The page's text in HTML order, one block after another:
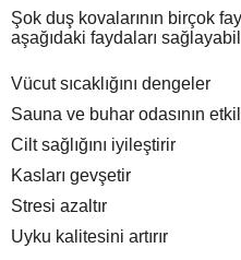
Şok duş kovalarının birçok
aşağıdaki faydaları
Vücut sıcaklığını dengeler
Sauna ve buhar odasının
Cilt sağlığını iyileştirir
Kasları gevşetir
Stresi azaltır
Uyku kalitesini artırır